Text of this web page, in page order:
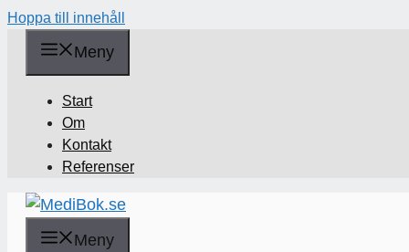
Hoppa till innehåll
Meny
Start
Om
Kontakt
Referenser
Meny